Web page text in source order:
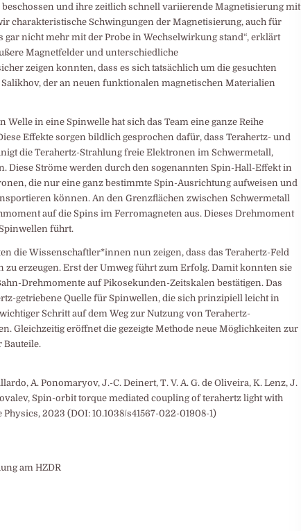
und ihre zeitlich schnell variierende Magnetisierung mit
charakteristische Schwingungen der Magnetisierung, auch für
gar nicht mehr mit der Probe in Wechselwirkung stand“, erklärt
Magnetfelder und unterschiedliche
zeigen konnten, dass es sich tatsächlich um die gesuchten
der an neuen funktionalen magnetischen Materialien
in eine Spinwelle hat sich das Team eine ganze Reihe
Effekte sorgen bildlich gesprochen dafür, dass Terahertz- und
die Terahertz-Strahlung freie Elektronen im Schwermetall,
Diese Ströme werden durch den sogenannten Spin-Hall-Effekt in
die nur eine ganz bestimmte Spin-Ausrichtung aufweisen und
können. An den Grenzflächen zwischen Schwermetall
auf die Spins im Ferromagneten aus. Dieses Drehmoment
führt.
die Wissenschaftler*innen nun zeigen, dass das Terahertz-Feld
erzeugen. Erst der Umweg führt zum Erfolg. Damit konnten sie
Drehmomente auf Pikosekunden-Zeitskalen bestätigen. Das
getriebene Quelle für Spinwellen, die sich prinzipiell leicht in
Schritt auf dem Weg zur Nutzung von Terahertz-
Gleichzeitig eröffnet die gezeigte Methode neue Möglichkeiten zur
A. Ponomaryov, J.-C. Deinert, T. V. A. G. de Oliveira, K. Lenz, J.
Spin-orbit torque mediated coupling of terahertz light with
2023 (DOI: 10.1038/s41567-022-01908-1)
am HZDR